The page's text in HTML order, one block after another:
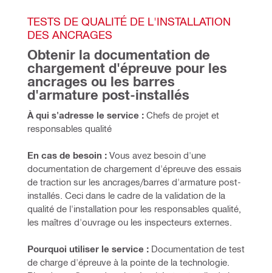
TESTS DE QUALITÉ DE L'INSTALLATION
DES ANCRAGES
Obtenir la documentation de
chargement d'épreuve pour les
ancrages ou les barres
d'armature post-installés
À qui s'adresse le service : Chefs de projet et
responsables qualité
En cas de besoin : Vous avez besoin d'une
documentation de chargement d'épreuve des essais
de traction sur les ancrages/barres d'armature post-
installés. Ceci dans le cadre de la validation de la
qualité de l'installation pour les responsables qualité,
les maîtres d'ouvrage ou les inspecteurs externes.
Pourquoi utiliser le service : Documentation de test
de charge d'épreuve à la pointe de la technologie.